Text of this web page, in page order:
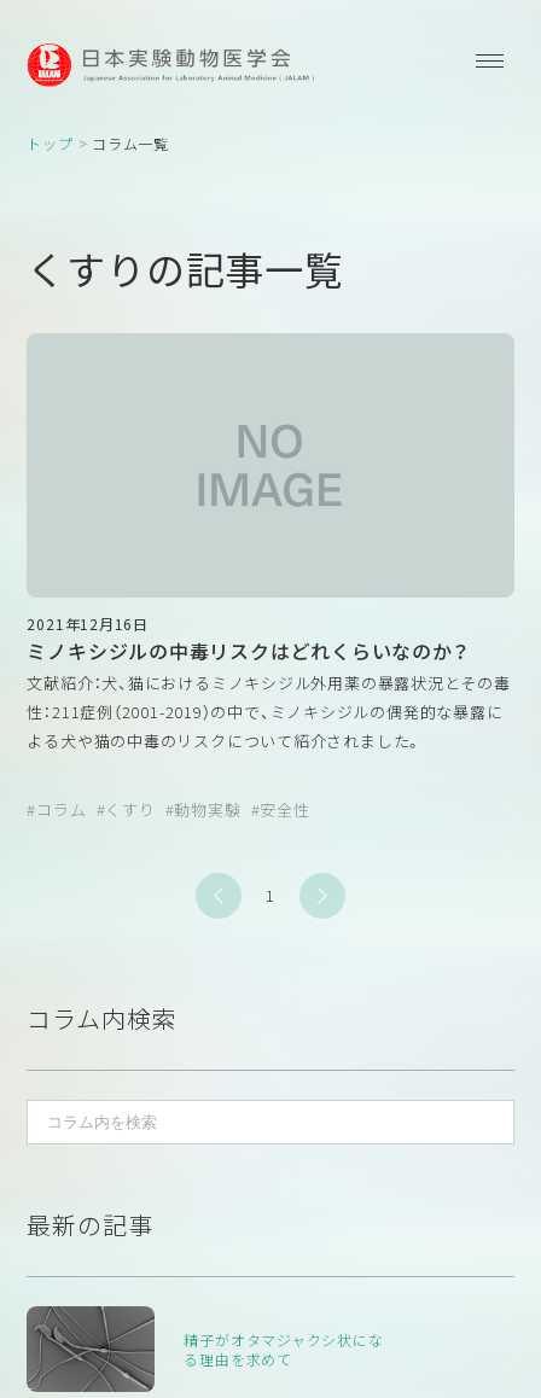
トップ コラム一覧
くすりの記事一覧
2021年12月16日
ミノキシジルの中毒リスクはどれくらいなのか？
文献紹介：犬、猫におけるミノキシジル外用薬の暴露状況とその毒
性：211症例（2001-2019）の中で、ミノキシジルの偶発的な暴露に
よる犬や猫の中毒のリスクについて紹介されました。
医薬品の開発においては非臨床試験（動物実験）により、その薬の
先のコラムでは後ろ向き研究であることが注意喚起されています
私自身、ミノキシジルは育毛剤としての認識が先行してしまって
よってLoniten®として販売されています。その使用において、多
毛の副作用が認められたことから、外用発毛剤として開発された
というのは、そもそもミノキシジルがもつ主作用である可能性が
考えられます。
べられていたかもしれませんが、適応を変更した際には改めて詳
しくは調べられていないかもしれません。既に必要な安全性が確
は3Rsの観点からも適切と考えられるところです。
コラム くすり 動物実験 安全性
1
コラム内検索
最新の記事
精子がオタマジャクシ状にな
る理由を求めて